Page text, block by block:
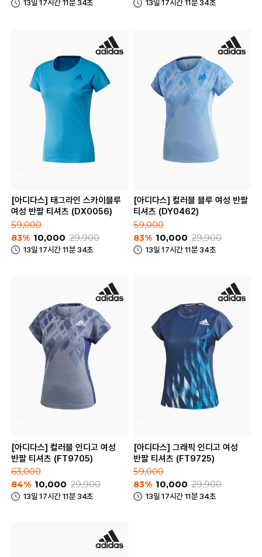
13일 17시간 11분 34초 13일 17시간 11분 34초
[아디다스] 태그라인 스카이블루
여성 반팔 티셔츠 (DX0056)
59,000
83% 10,000 29,900
13일 17시간 11분 34초
[아디다스] 컬러블 블루 여성 반팔
티셔츠 (DY0462)
59,000
83% 10,000 29,900
13일 17시간 11분 34초
[아디다스] 컬러블 인디고 여성
반팔 티셔츠 (FT9705)
63,000
84% 10,000 29,900
13일 17시간 11분 34초
[아디다스] 그래픽 인디고 여성
반팔 티셔츠 (FT9725)
59,000
83% 10,000 29,900
13일 17시간 11분 34초